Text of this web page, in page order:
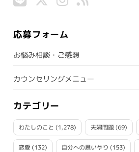
応募フォーム
お悩み相談・ご感想
カウンセリングメニュー
カテゴリー
わたしのこと (1,278) 夫婦問題(69)
恋愛 (132) 自分への思いやり (153)